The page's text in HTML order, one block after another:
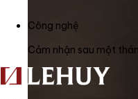
Công nghệ
Cảm nhận sau một